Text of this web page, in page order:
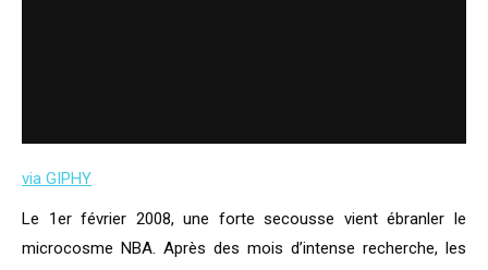
via GIPHY
Le 1er février 2008, une forte secousse vient ébranler le
microcosme NBA. Après des mois d’intense recherche, les